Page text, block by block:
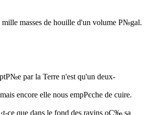
masses de houille d'un volume Р№gal.
par la Terre n'est qu'un deux-
encore elle nous empРєche de cuire.
ce que dans le fond des ravins oС‰ sa